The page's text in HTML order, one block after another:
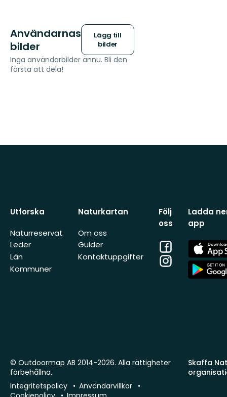
Användarnas
bilder
Lägg till
bilder
Inga användarbilder ännu. Bli den
första att dela!
Utforska
Naturreservat
Leder
Län
Kommuner
Naturkartan
Om oss
Guider
Kontaktuppgifter
Följ
oss
Facebook
Instagram
Ladda
app
App
Store
App
Store
Skaffa
© Outdoormap AB 2014-2026. Alla rättigheter
förbehållna.
Integritetspolicy
Användarvillkor